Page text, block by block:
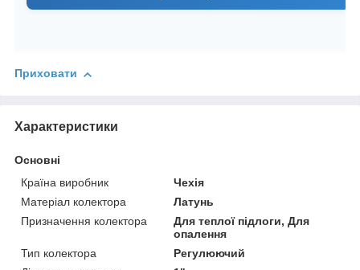
Приховати
Характеристики
Основні
Країна виробник
Чехія
Матеріал колектора
Латунь
Призначення колектора
Для теплої підлоги, Для
опалення
Тип колектора
Регулюючий